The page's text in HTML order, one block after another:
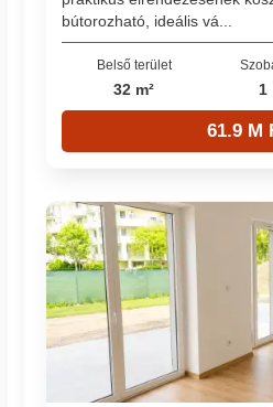
bútorozható, ideális vá...
Belső terület
32 m² 1
61.9 M